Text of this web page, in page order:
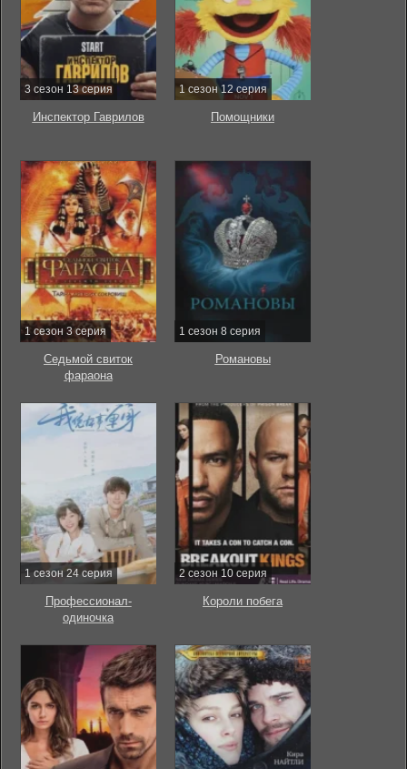
3 сезон 13 серия
Инспектор Гаврилов
1 сезон 12 серия
Помощники
1 сезон 3 серия
Седьмой свиток
фараона
1 сезон 8 серия
Романовы
1 сезон 24 серия
Профессионал-
одиночка
2 сезон 10 серия
Короли побега